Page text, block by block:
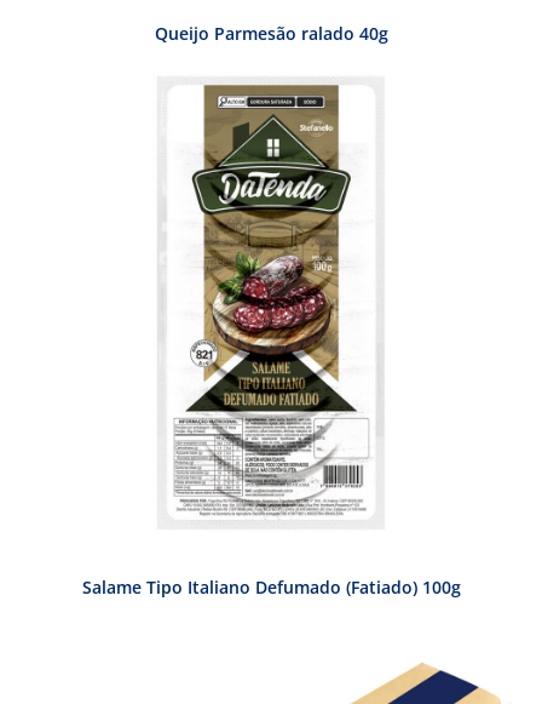
Queijo Parmesão ralado 40g
Salame Tipo Italiano Defumado (Fatiado) 100g